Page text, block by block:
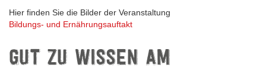
Hier finden Sie die Bilder der Veranstaltung
Bildungs- und Ernährungsauftakt
GUT ZU WISSEN AM